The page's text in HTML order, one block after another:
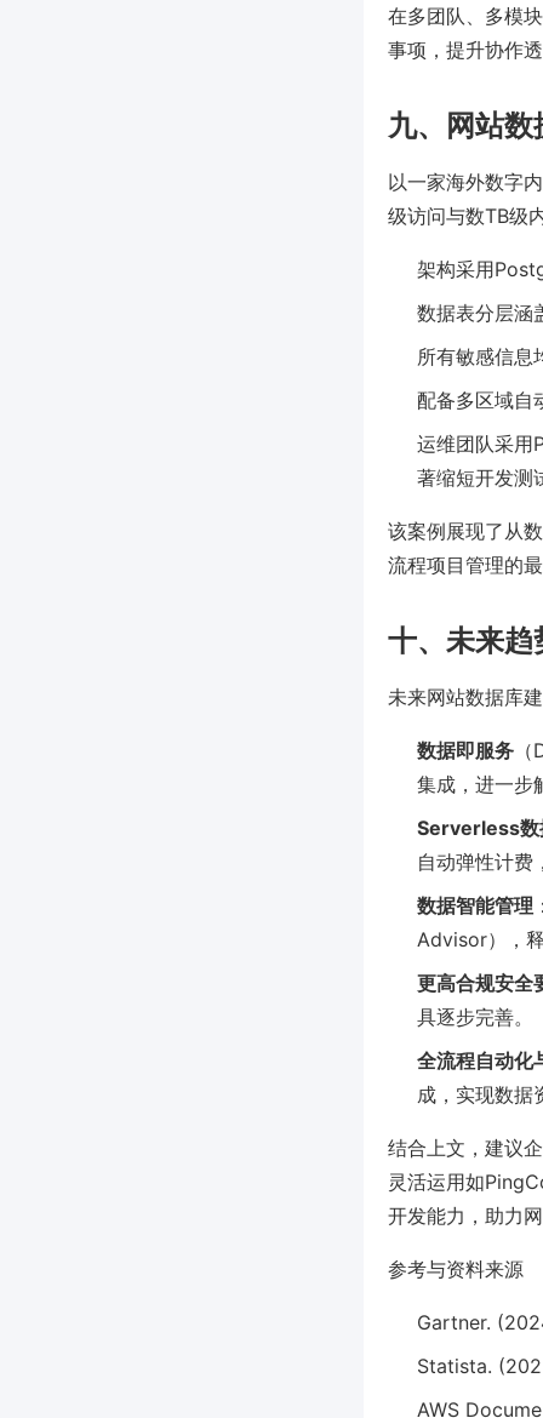
在多团队、多模
事项，提升协作
九、网站
以一家海外数字
级访问与数TB级
架构采用
数据表分层涵
所有敏感信息
配备多区域自
运维团队采用
著缩短开发测
该案例展现了从
流程项目管理的
十、未来趋
未来网站数据库
数据即服务
集成，进一步
Serverless数
自动弹性计费
数据智能管理
Advisor），
更高合规安全
具逐步完善。
全流程自动化
成，实现数据
结合上文，建议
灵活运用如
开发能力，助力
参考与资料来源
Gartner.
Statista.
AWS